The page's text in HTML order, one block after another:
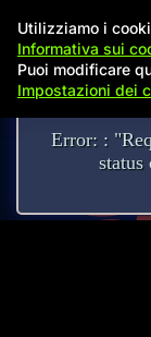
Utilizziamo i
Informativa sui
Puoi modificare
Impostazioni dei